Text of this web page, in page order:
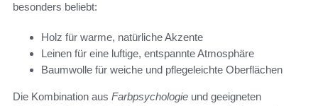
besonders beliebt:
Holz für warme, natürliche Akzente
Leinen für eine luftige, entspannte Atmosphäre
Baumwolle für weiche und pflegeleichte Oberflächen
Die Kombination aus Farbpsychologie und geeigneten